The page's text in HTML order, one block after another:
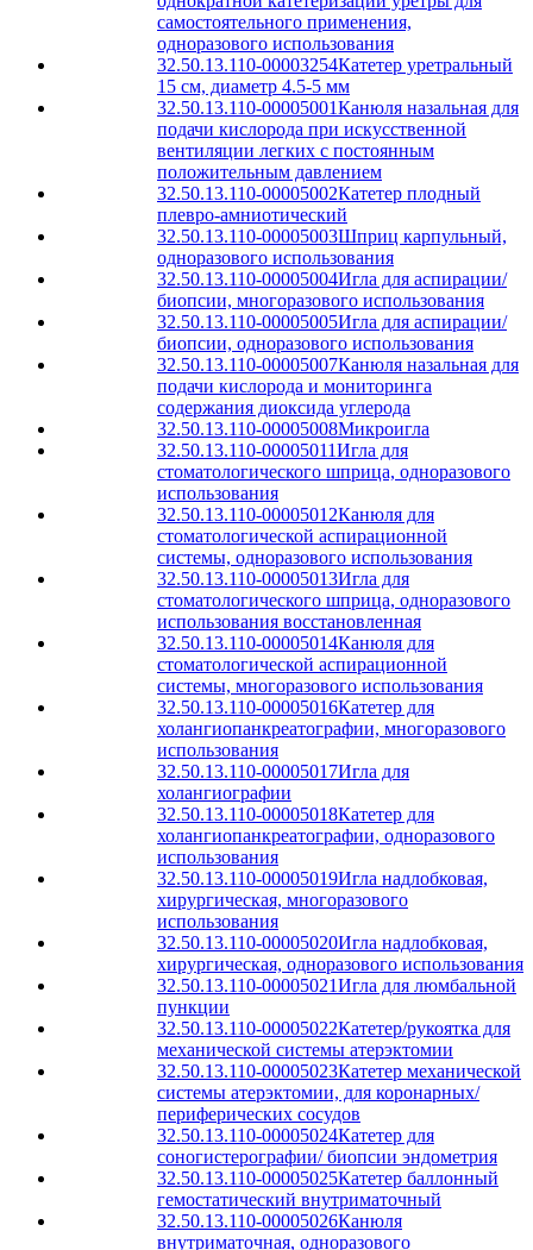
самостоятельного применения,
одноразового использования
32.50.13.110-00003254Катетер уретральный
15 см, диаметр 4.5-5 мм
32.50.13.110-00005001Канюля назальная для
подачи кислорода при искусственной
вентиляции легких с постоянным
положительным давлением
32.50.13.110-00005002Катетер плодный
плевро-амниотический
32.50.13.110-00005003Шприц карпульный,
одноразового использования
32.50.13.110-00005004Игла для аспирации/
биопсии, многоразового использования
32.50.13.110-00005005Игла для аспирации/
биопсии, одноразового использования
32.50.13.110-00005007Канюля назальная для
подачи кислорода и мониторинга
содержания диоксида углерода
32.50.13.110-00005008Микроигла
32.50.13.110-00005011Игла для
стоматологического шприца, одноразового
использования
32.50.13.110-00005012Канюля для
стоматологической аспирационной
системы, одноразового использования
32.50.13.110-00005013Игла для
стоматологического шприца, одноразового
использования восстановленная
32.50.13.110-00005014Канюля для
стоматологической аспирационной
системы, многоразового использования
32.50.13.110-00005016Катетер для
холангиопанкреатографии, многоразового
использования
32.50.13.110-00005017Игла для
холангиографии
32.50.13.110-00005018Катетер для
холангиопанкреатографии, одноразового
использования
32.50.13.110-00005019Игла надлобковая,
хирургическая, многоразового
использования
32.50.13.110-00005020Игла надлобковая,
хирургическая, одноразового использования
32.50.13.110-00005021Игла для люмбальной
пункции
32.50.13.110-00005022Катетер/рукоятка для
механической системы атерэктомии
32.50.13.110-00005023Катетер механической
системы атерэктомии, для коронарных/
периферических сосудов
32.50.13.110-00005024Катетер для
соногистерографии/ биопсии эндометрия
32.50.13.110-00005025Катетер баллонный
гемостатический внутриматочный
32.50.13.110-00005026Канюля
внутриматочная, одноразового